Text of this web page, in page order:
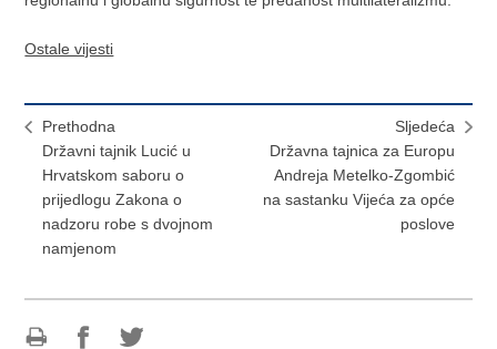
Ostale vijesti
Prethodna
Državni tajnik Lucić u
Hrvatskom saboru o
prijedlogu Zakona o
nadzoru robe s dvojnom
namjenom
Sljedeća
Državna tajnica za Europu
Andreja Metelko-Zgombić
na sastanku Vijeća za opće
poslove